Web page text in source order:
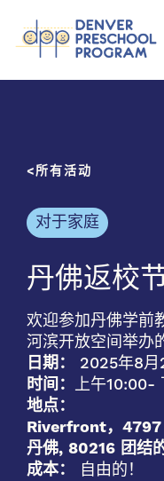
所有活动
对于家庭
丹佛返校节
欢迎参加丹佛学前
河滨开放空间举
日期：
2025年8月
时间： 上午10:00-
地点：
Riverfront，4797
丹佛, 80216 团结
成本：
自由的！